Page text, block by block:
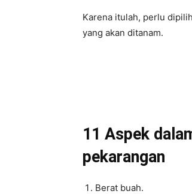
Karena itulah, perlu
yang akan ditanam.
11 Aspek
pekarangan
Berat buah.